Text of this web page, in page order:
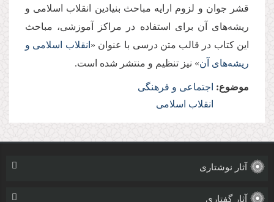
قشر جوان و لزوم ارایه مباحث بنیادین انقلاب اسلامی و
ریشه‌های آن برای استفاده در مراکز آموزشی، مباحث
این کتاب در قالب متن درسی با عنوان « انقلاب اسلامی و
ریشه‌های آن» نیز تنظیم و منتشر شده است.
موضوع: اجتماعی و فرهنگی
انقلاب اسلامی
آثار نوشتاری
آثار گفتاری